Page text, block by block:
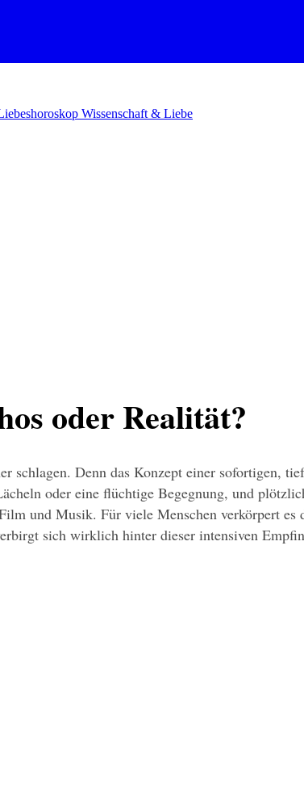
Wissenschaft & Liebe
oder Realität?
schlagen. Denn das Konzept einer sofortigen,
oder eine flüchtige Begegnung, und
und Musik. Für viele Menschen verkörpert es
sich wirklich hinter dieser intensiven